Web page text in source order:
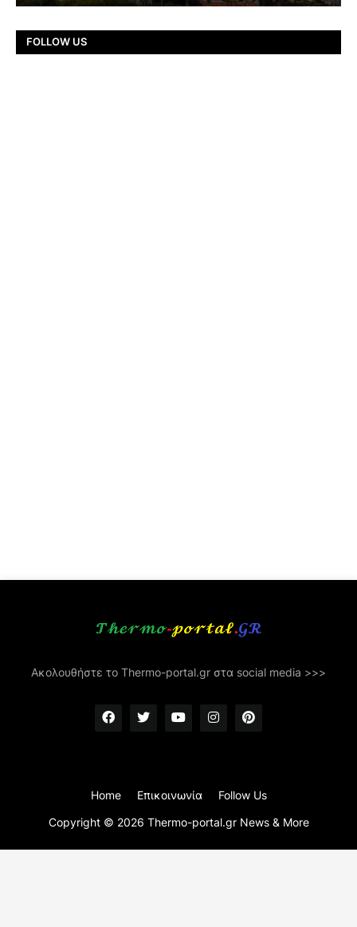
FOLLOW US
Ακολουθήστε το Thermo-portal.gr στα social media >>>
Copyright © 2026 Thermo-portal.gr News & More
Home Επικοινωνία Follow Us